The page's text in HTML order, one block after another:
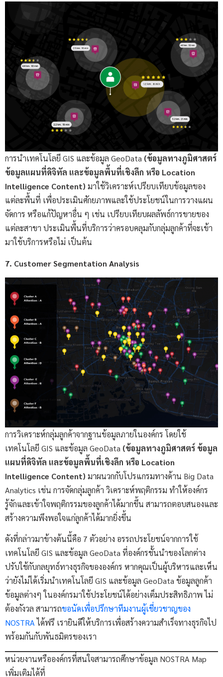
การนำเทคโนโลยี GIS และข้อมูล GeoData (ข้อมูลทางภูมิศาสตร์
ข้อมูลแผนที่ดิจิทัล และข้อมูลพื้นที่เชิงลึก หรือ Location
Intelligence Content) มาใช้วิเคราะห์เปรียบเทียบข้อมูลของ
แต่ละพื้นที่ เพื่อประเมินศักยภาพและใช้ประโยชน์ในการวางแผน
จัดการ หรือแก้ปัญหาอื่น ๆ เช่น เปรียบเทียบผลลัพธ์การขายของ
แต่ละสาขา ประเมินพื้นที่บริการว่าครอบคลุมกับกลุ่มลูกค้าที่จะเข้า
มาใช้บริการหรือไม่ เป็นต้น
7. Customer Segmentation Analysis
การวิเคราะห์กลุ่มลูกค้าจากฐานข้อมูลภายในองค์กร โดยใช้
เทคโนโลยี GIS และข้อมูล GeoData (ข้อมูลทางภูมิศาสตร์ ข้อมูล
แผนที่ดิจิทัล และข้อมูลพื้นที่เชิงลึก หรือ Location
Intelligence Content) มาผนวกกับโปรแกรมทางด้าน Big Data
Analytics เช่น การจัดกลุ่มลูกค้า วิเคราะห์พฤติกรรม ทำให้องค์กร
รู้จักและเข้าใจพฤติกรรมของลูกค้าได้มากขึ้น สามารถตอบสนองและ
สร้างความพึงพอใจแก่ลูกค้าได้มากยิ่งขึ้น
ดังที่กล่าวมาข้างต้นนี้คือ 7 ตัวอย่าง อรรถประโยชน์จากการใช้
เทคโนโลยี GIS และข้อมูล GeoData ที่องค์กรชั้นนำของโลกต่าง
ปรับใช้กับกลยุทธ์ทางธุรกิจขององค์กร หากคุณเป็นผู้บริหารและเห็น
ว่ายังไม่ได้เริ่มนำเทคโนโลยี GIS และข้อมูล GeoData ข้อมูลลูกค้า
ข้อมูลต่างๆ ในองค์กรมาใช้ประโยชน์ได้อย่างเต็มประสิทธิภาพ ไม่
ต้องกังวล สามารถขอนัดเพื่อปรึกษาทีมงานผู้เชี่ยวชาญของ
NOSTRAได้ฟรี เรายินดีให้บริการเพื่อสร้างความสำเร็จทางธุรกิจไป
พร้อมกันกับพันธมิตรของเรา
หน่วยงานหรือองค์กรที่สนใจสามารถศึกษาข้อมูล NOSTRA Map
เพิ่มเติมได้ที่